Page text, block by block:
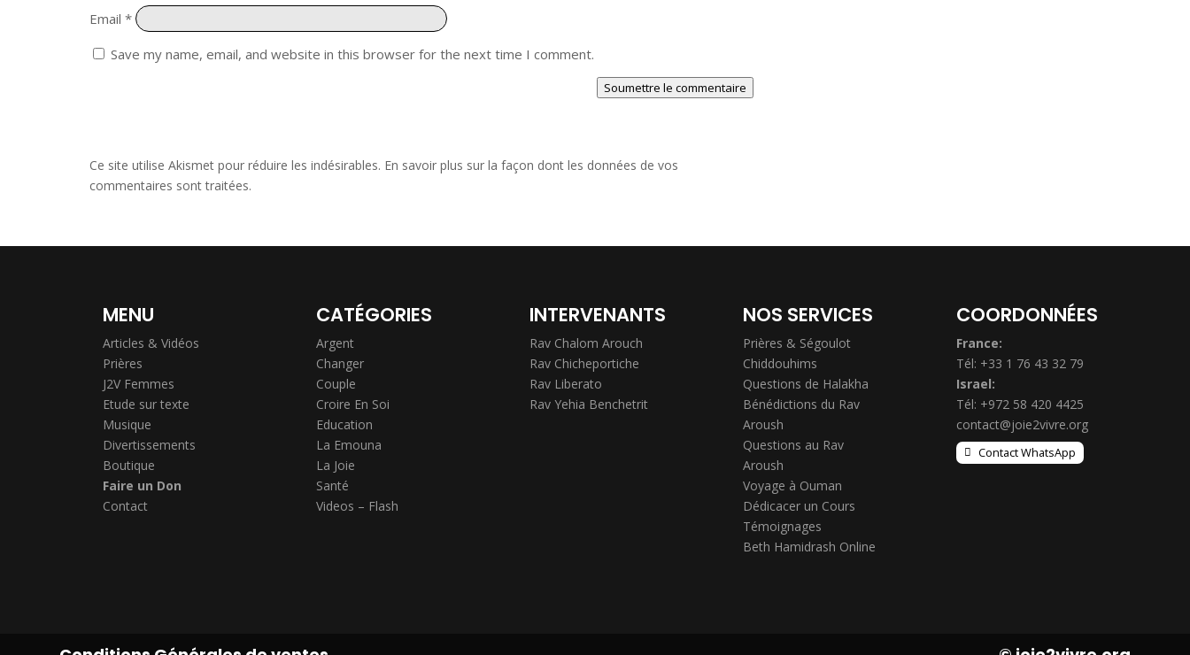
Email *
Save my name, email, and website in this browser for the next time I comment.
Soumettre le commentaire
Ce site utilise Akismet pour réduire les indésirables. En savoir plus sur la façon dont les données de vos
commentaires sont traitées.
MENU
Articles & Vidéos
Prières
J2V Femmes
Etude sur texte
Musique
Divertissements
Boutique
Faire un Don
Contact
CATÉGORIES
Argent
Changer
Couple
Croire En Soi
Education
La Emouna
La Joie
Santé
Videos – Flash
INTERVENANTS
Rav Chalom Arouch
Rav Chicheportiche
Rav Liberato
Rav Yehia Benchetrit
NOS SERVICES
Prières & Ségoulot
Chiddouhims
Questions de Halakha
Bénédictions du Rav
Aroush
Questions au Rav
Aroush
Voyage à Ouman
Dédicacer un Cours
Témoignages
Beth Hamidrash Online
COORDONNÉES
France:
Tél: +33 1 76 43 32 79
Israel:
Tél: +972 58 420 4425
contact@joie2vivre.org
Contact WhatsApp